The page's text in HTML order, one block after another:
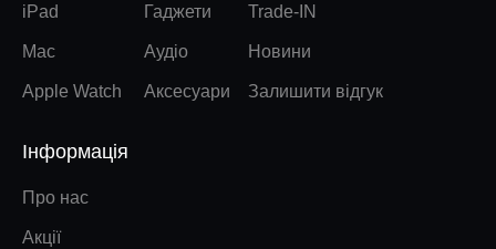
iPad
Mac
Apple Watch
Гаджети
Аудіо
Аксесуари
Trade-IN
Новини
Залишити відгук
Інформація
Про нас
Акції